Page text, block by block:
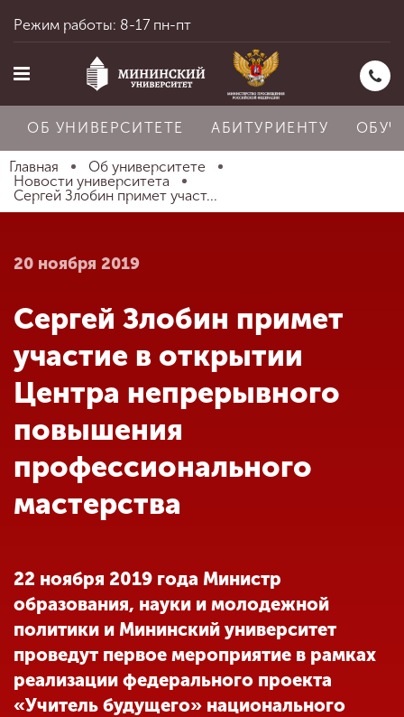
Главная
Абитуриенту
Обучение
Наука
Другие виды
деятельности
Студенческая жизнь
Режим работы: 8-17 пн-пт
ОБ УНИВЕРСИТЕТЕ АБИТУРИЕНТУ
Главная
Об университете
Новости университета
Сергей Злобин примет участ...
20 ноября 2019
Сергей Злобин примет
участие в открытии
Центра непрерывного
повышения
профессионального
мастерства
22 ноября 2019 года Министр
образования, науки и молодежной
политики и Мининский университет
проведут первое мероприятие в рамках
реализации федерального проекта
«Учитель будущего» национального